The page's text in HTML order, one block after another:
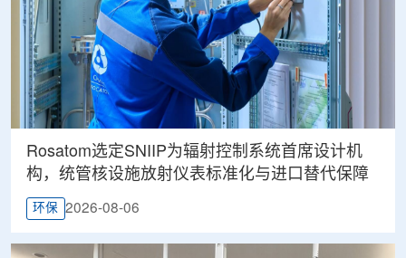
Rosatom选定SNIIP为辐射控制系统首席设计机
构，统管核设施放射仪表标准化与进口替代保障
环保 2026-08-06